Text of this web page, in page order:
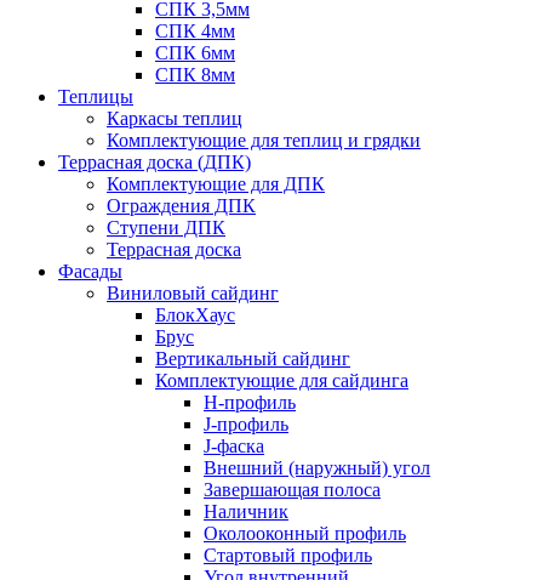
СПК 3,5мм
СПК 4мм
СПК 6мм
СПК 8мм
Теплицы
Каркасы теплиц
Комплектующие для теплиц и грядки
Террасная доска (ДПК)
Комплектующие для ДПК
Ограждения ДПК
Ступени ДПК
Террасная доска
Фасады
Виниловый сайдинг
БлокХаус
Брус
Вертикальный сайдинг
Комплектующие для сайдинга
H-профиль
J-профиль
J-фаска
Внешний (наружный) угол
Завершающая полоса
Наличник
Околооконный профиль
Стартовый профиль